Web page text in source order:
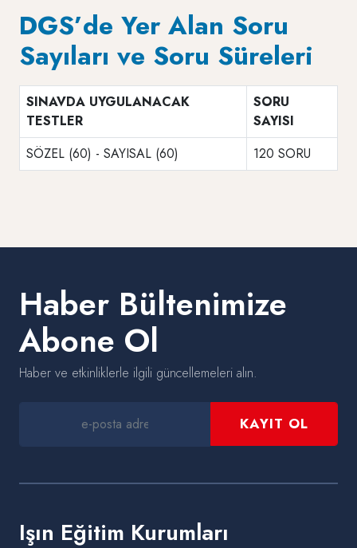
DGS’de Yer Alan Soru
Sayıları ve Soru Süreleri
SINAVDA UYGULANACAK
TESTLER
SORU
SAYISI
SÖZEL (60) - SAYISAL (60)
120 SORU
Haber Bültenimize
Abone Ol
Haber ve etkinliklerle ilgili güncellemeleri alın.
Işın Eğitim Kurumları